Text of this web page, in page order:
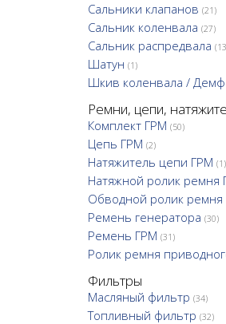
Сальники клапанов (21)
Сальник коленвала (27)
Сальник распредвала
Шатун (1)
Шкив коленвала /
Ремни, цепи,
Комплект ГРМ (50)
Цепь ГРМ (2)
Натяжитель цепи ГРМ (1)
Натяжной ролик ремня
Обводной ролик ремня
Ремень генератора (30)
Ремень ГРМ (31)
Ролик ремня
Фильтры
Масляный фильтр (34)
Топливный фильтр (32)